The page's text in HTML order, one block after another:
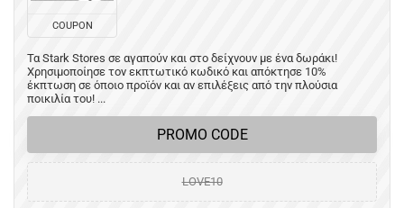
COUPON
Τα Stark Stores σε αγαπούν και στο δείχνουν με ένα δωράκι!
Χρησιμοποίησε τον εκπτωτικό κωδικό και απόκτησε 10%
έκπτωση σε όποιο προϊόν και αν επιλέξεις από την πλούσια
ποικιλία του! ...
PROMO CODE
LOVE10